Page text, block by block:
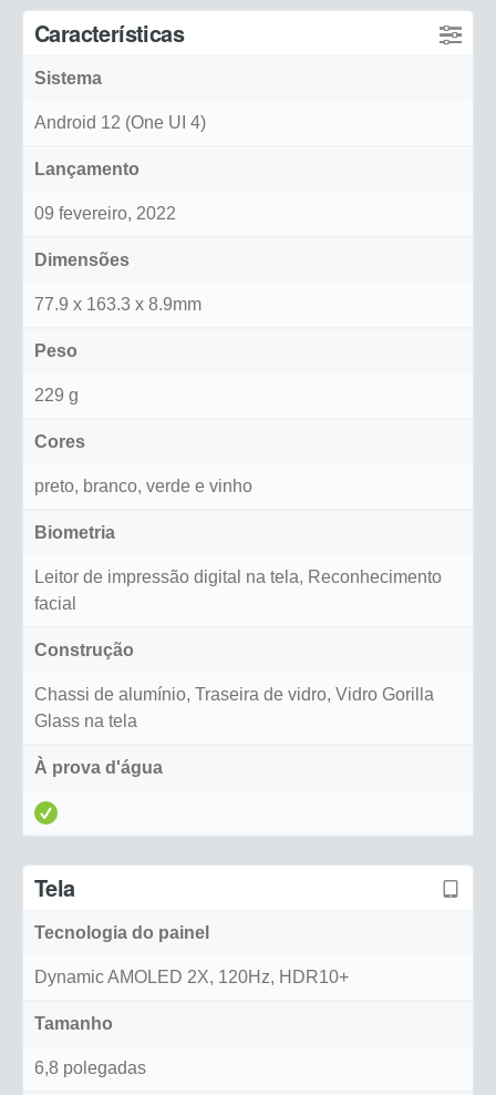
Características
Sistema
Android 12 (One UI 4)
Lançamento
09 fevereiro, 2022
Dimensões
77.9 x 163.3 x 8.9mm
Peso
229 g
Cores
preto, branco, verde e vinho
Biometria
Leitor de impressão digital na tela, Reconhecimento
facial
Construção
Chassi de alumínio, Traseira de vidro, Vidro Gorilla
Glass na tela
À prova d'água
Tela
Tecnologia do painel
Dynamic AMOLED 2X, 120Hz, HDR10+
Tamanho
6,8 polegadas